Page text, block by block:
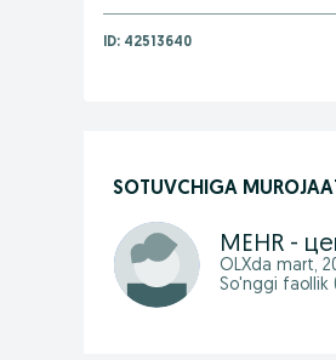
ID: 42513640
SOTUVCHIGA
MEHR -
OLXda mart,
So'nggi faollik